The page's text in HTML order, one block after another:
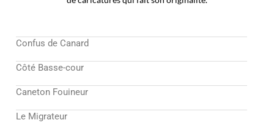
Confus de Canard
Côté Basse-cour
Caneton Fouineur
Le Migrateur